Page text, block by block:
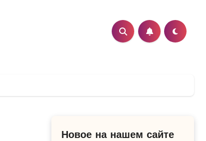
Новое на нашем сайте